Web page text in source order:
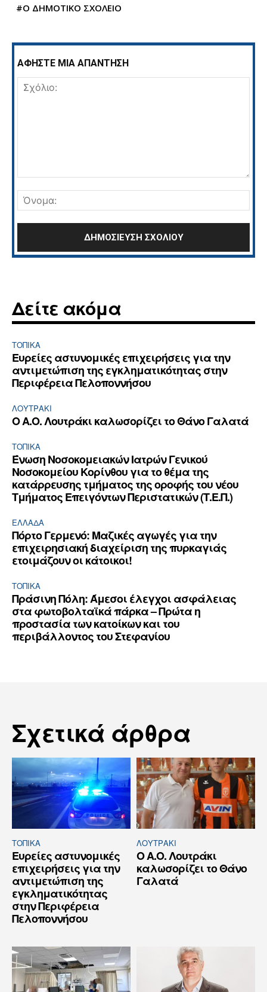
#Ο ΔΗΜΟΤΙΚΟ ΣΧΟΛΕΙΟ
ΑΦΗΣΤΕ ΜΙΑ ΑΠΑΝΤΗΣΗ
Δείτε ακόμα
ΤΟΠΙΚΑ
Ευρείες αστυνομικές επιχειρήσεις για την
αντιμετώπιση της εγκληματικότητας στην
Περιφέρεια Πελοποννήσου
ΛΟΥΤΡΆΚΙ
Ο Α.Ο. Λουτράκι καλωσορίζει το Θάνο Γαλατά
ΤΟΠΙΚΑ
Ένωση Νοσοκομειακών Ιατρών Γενικού
Νοσοκομείου Κορίνθου για το θέμα της
κατάρρευσης τμήματος της οροφής του νέου
Τμήματος Επειγόντων Περιστατικών (Τ.Ε.Π.)
ΕΛΛΆΔΑ
Πόρτο Γερμενό: Μαζικές αγωγές για την
επιχειρησιακή διαχείριση της πυρκαγιάς
ετοιμάζουν οι κάτοικοι!
ΤΟΠΙΚΑ
Πράσινη Πόλη: Άμεσοι έλεγχοι ασφάλειας
στα φωτοβολταϊκά πάρκα – Πρώτα η
προστασία των κατοίκων και του
περιβάλλοντος του Στεφανίου
Σχετικά άρθρα
ΤΟΠΙΚΑ
Ευρείες αστυνομικές
επιχειρήσεις για την
αντιμετώπιση της
εγκληματικότητας
στην Περιφέρεια
Πελοποννήσου
ΛΟΥΤΡΆΚΙ
Ο Α.Ο. Λουτράκι
καλωσορίζει το Θάνο
Γαλατά